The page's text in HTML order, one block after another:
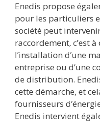
Enedis propose
pour les particuliers
société peut
raccordement, c’est
l’installation d’une
entreprise ou d’une
de distribution.
cette démarche, et
fournisseurs
Enedis intervient